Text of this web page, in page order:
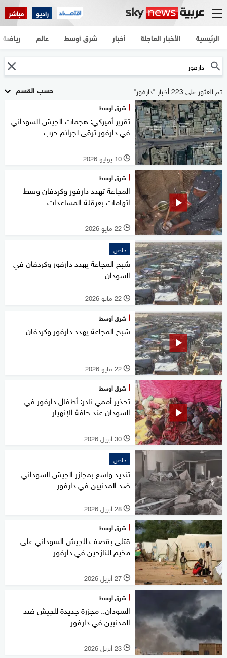
راديو مباشر
الرئيسية الأخبار العاجلة أخبار شرق أوسط عالم رياضة
حسب القسم تم العثور على 223 أخبار "دارفور"
شرق أوسط
تقرير أميركي: هجمات الجيش السوداني
في دارفور ترقى لجرائم حرب
l 10 يوليو 2026
شرق أوسط
المجاعة تهدد دارفور وكردفان وسط
اتهامات بعرقلة المساعدات
l 22 مايو 2026
خاص
شبح المجاعة يهدد دارفور وكردفان في
السودان
l 22 مايو 2026
شرق أوسط
شبح المجاعة يهدد دارفور وكردفان
l 22 مايو 2026
شرق أوسط
تحذير أممي نادر: أطفال دارفور في
السودان عند حافة الإنهيار
l 30 أبريل 2026
خاص
تنديد واسع بمجازر الجيش السوداني
ضد المدنيين في دارفور
l 28 أبريل 2026
شرق أوسط
قتلى بقصف للجيش السوداني على
مخيم للنازحين في دارفور
l 27 أبريل 2026
شرق أوسط
السودان.. مجزرة جديدة للجيش ضد
المدنيين في دارفور
l 23 أبريل 2026